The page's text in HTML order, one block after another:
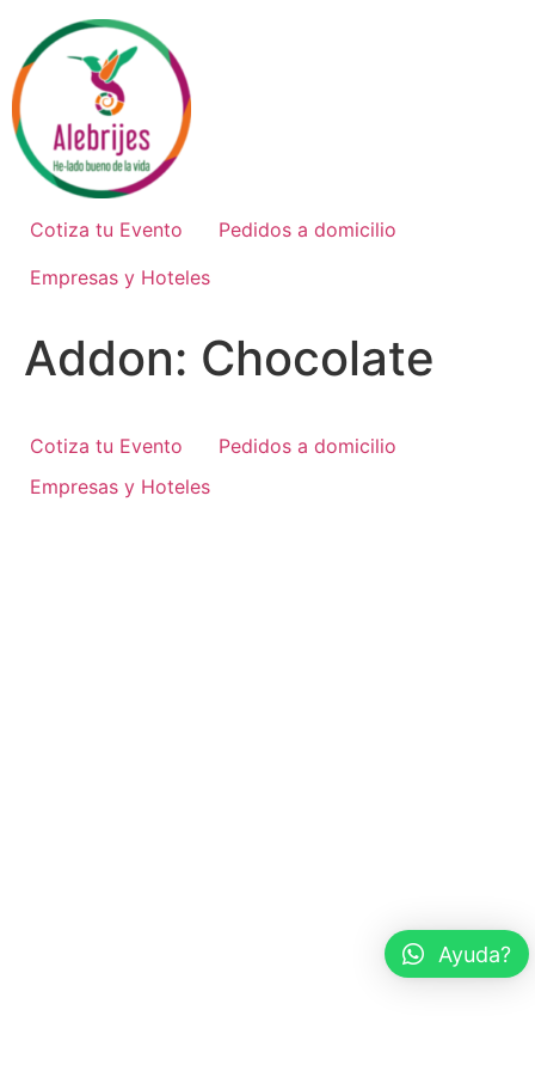
contenido
Cotiza tu Evento
Pedidos a domicilio
Empresas y Hoteles
Addon: Chocolate
Cotiza tu Evento
Pedidos a domicilio
Empresas y Hoteles
Ayuda?